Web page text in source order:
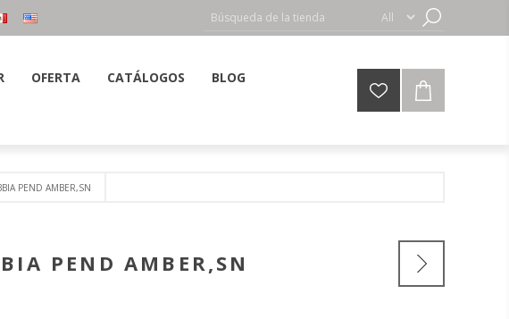
OFERTA CATÁLOGOS
BLOG
PEND AMBER,SN
PEND AMBER,SN